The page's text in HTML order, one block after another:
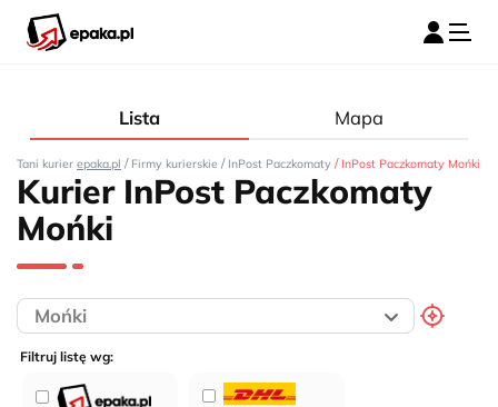
Lista Mapa
Tani kurier epaka.pl / Firmy kurierskie / InPost Paczkomaty / InPost Paczkomaty Mońki
Kurier InPost Paczkomaty
Mońki
Filtruj listę wg: